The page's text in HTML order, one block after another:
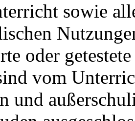
sowie
oder
vom
und